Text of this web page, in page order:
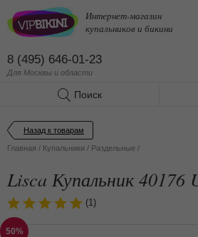
Интернет-магазин
купальников и бикини
8 (495) 646-01-23
Для Москвы и области
Поиск
Назад к товарам
Главная / Купальники / Раздельные /
Lisca Купальник 40176
(1)
50%